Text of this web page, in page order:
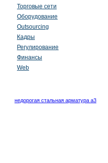
Торговые сети
Оборудование
Outsourcing
Кадры
Регулирование
Финансы
Web
недорогая стальная арматура а3